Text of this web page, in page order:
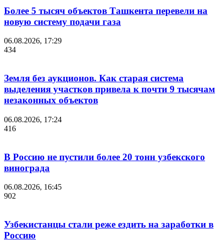
Более 5 тысяч объектов Ташкента перевели на
новую систему подачи газа
06.08.2026, 17:29
434
Земля без аукционов. Как старая система
выделения участков привела к почти 9 тысячам
незаконных объектов
06.08.2026, 17:24
416
В Россию не пустили более 20 тонн узбекского
винограда
06.08.2026, 16:45
902
Узбекистанцы стали реже ездить на заработки в
Россию